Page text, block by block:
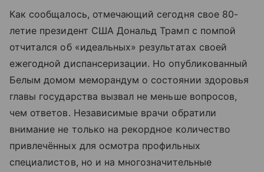
Как сообщалось, отмечающий сегодня свое 80-
летие президент США Дональд Трамп с помпой
отчитался об «идеальных» результатах своей
ежегодной диспансеризации. Но опубликованный
Белым домом меморандум о состоянии здоровья
главы государства вызвал не меньше вопросов,
чем ответов. Независимые врачи обратили
внимание не только на рекордное количество
привлечённых для осмотра профильных
специалистов, но и на многозначительные